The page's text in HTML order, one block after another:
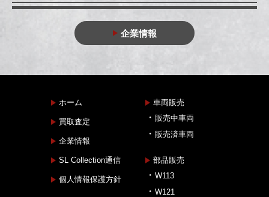
企業情報
ホーム
車両販売
販売中車両
販売済車両
部品販売
W113
W121
買取査定
企業情報
SL Collection通信
個人情報保護方針